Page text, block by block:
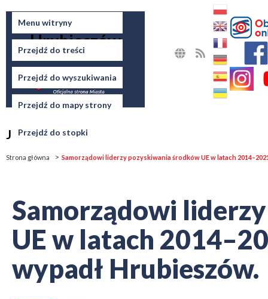
Menu witryny
Przejdź do treści
Przejdź do wyszukiwania
Przejdź do mapy strony
Przejdź do stopki
Miasto
Hrubieszów
Jesteś tutaj
Strona główna Samorządowi liderzy pozyskiwania środków UE w latach
Samorządowi
UE w latach
wypadł Hrubieszów.